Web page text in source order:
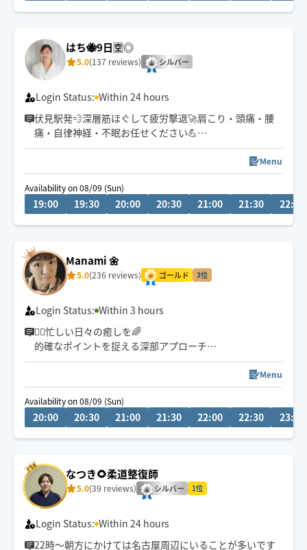
はち🐝9日🈳◎
5.0(137 reviews) シルバー
Login Status: Within 24 hours
伏見駅発💨深層筋ほぐして疲労撃退🚀肩こり・頭痛・腰
痛・自律神経・不眠お任せください💪
チャット💬事前相談対応中
筋肉をもみほぐす手技で可動域が広がり全身整えること
が得意です🐣
・迅速な対応を心がけております
・栄・伏見・名駅すぐ行けます🎒
→ご要望に記載してください
▶︎施術中や他の仕事中は返信遅れます🙏
Menu
Availability on 08/09 (Sun)
19:00 19:30 20:00 20:30 21:00 21:30 22:00
Manami 🌼
5.0(236 reviews) ゴールド 3位
Login Status: Within 3 hours
🏃‍♂️忙しい日々の癒しを🌈
的確なポイントを捉える深部アプローチ
お身体が開放されて心までほぐれる心地よさを実感くだ
👍揉まれ慣れてる方もリラクゼーション初めてな方にも
お試し頂きたいです♪
(全身オーダーメイド施術は もみほぐしオイル120分セッ
トをお選び下さい)
🧑‍🎓鍼灸指圧系専門学生です
日々、知識技術の勉強してます
Menu
Availability on 08/09 (Sun)
20:00 20:30 21:00 21:30 22:00 22:30 23:00
なつき🌻柔道整復師
5.0(39 reviews) シルバー 1位
Login Status: Within 24 hours
22時〜朝方にかけては名古屋周辺にいることが多いです